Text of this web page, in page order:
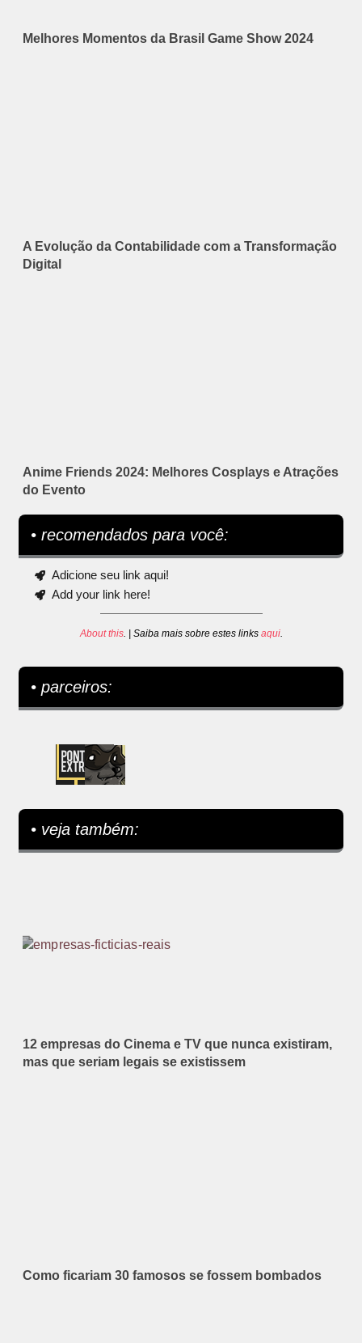
Melhores Momentos da Brasil Game Show 2024
A Evolução da Contabilidade com a Transformação
Digital
Anime Friends 2024: Melhores Cosplays e Atrações
do Evento
• recomendados para você:
Adicione seu link aqui!
Add your link here!
About this. | Saiba mais sobre estes links aqui.
• parceiros:
• veja também:
12 empresas do Cinema e TV que nunca existiram,
mas que seriam legais se existissem
Como ficariam 30 famosos se fossem bombados